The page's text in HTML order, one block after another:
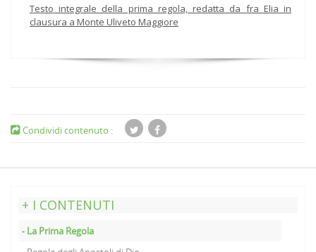
Testo integrale della prima regola, redatta da fra Elia in
clausura a Monte Uliveto Maggiore
Condividi contenuto :
I CONTENUTI
La Prima Regola